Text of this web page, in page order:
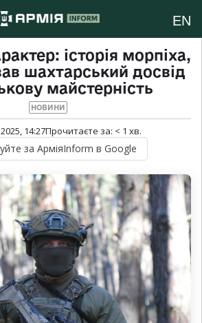
EN
історія морпіха,
шахтарський досвід
майстерність
НОВИНИ
14:27Прочитаєте за: < 1 хв.
за АрміяInform в Google